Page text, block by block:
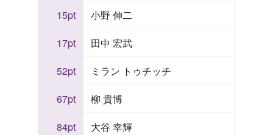
15pt
小野 伸二
17pt
田中 宏武
52pt
ミラン トゥチッチ
67pt
柳 貴博
84pt
大谷 幸輝